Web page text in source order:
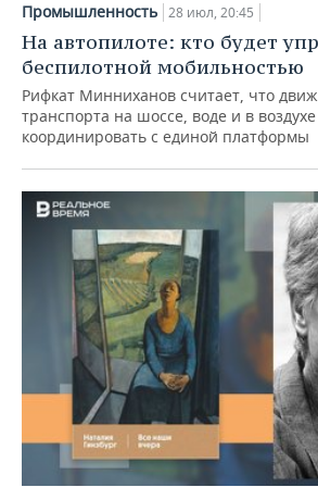
Промышленность 28 июл, 20:45
На автопилоте: кто будет
беспилотной мобильностью
Рифкат Минниханов считает, что
транспорта на шоссе, воде и в
координировать с единой платформы